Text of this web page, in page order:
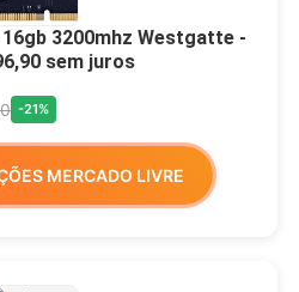
16gb 3200mhz Westgatte -
sem juros
-21%
MERCADO LIVRE